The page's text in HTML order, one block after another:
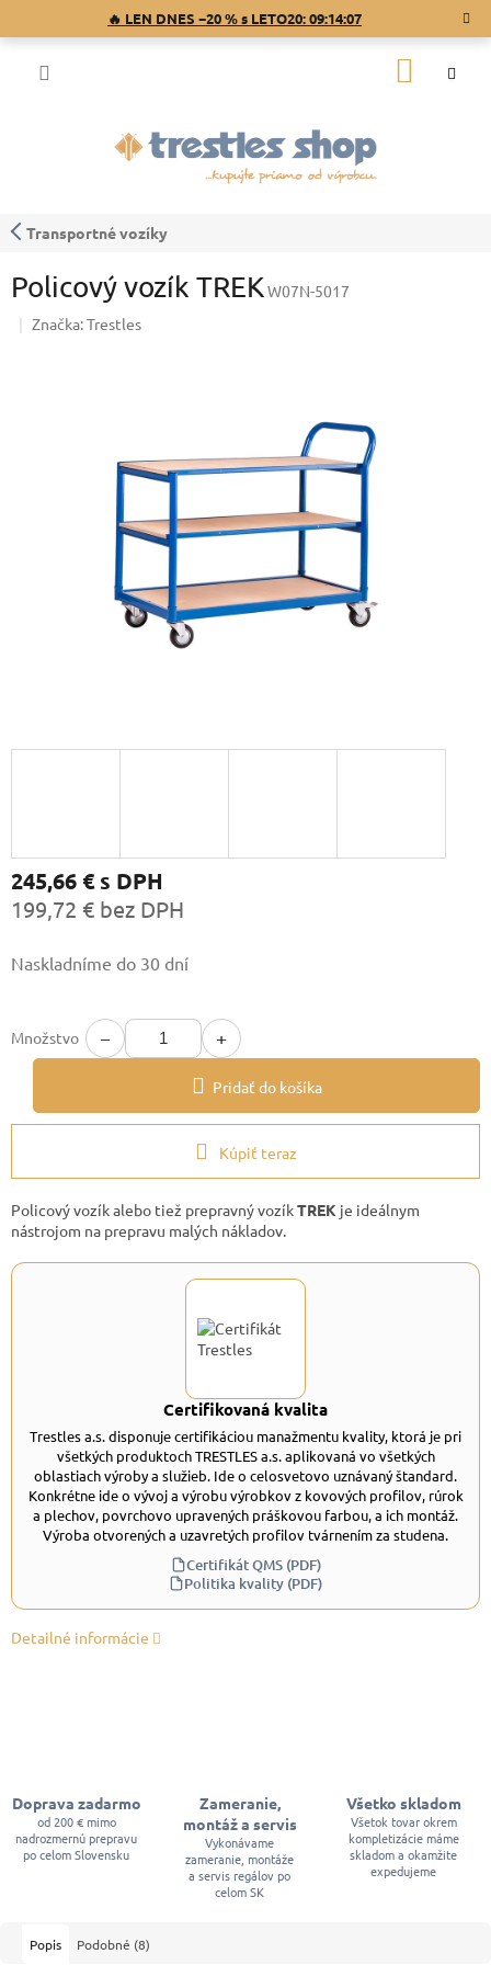
🔥 LEN DNES −20 % s LETO20:09:14:06
Transportné vozíky
Policový vozík TREKW07N-5017
Značka:Trestles
245,66 €s DPH
199,72 € bez DPH
cena:
Naskladníme do 30 dní
Množstvo − +
Pridať do košíka
Kúpiť teraz
Policový vozík alebo tiež prepravný vozíkTREK je ideálnym
nástrojom na prepravu malých nákladov.
Certifikovaná kvalita
Trestles a.s. disponuje certifikáciou manažmentu kvality, ktorá je pri
všetkých produktoch TRESTLES a.s. aplikovaná vo všetkých
oblastiach výroby a služieb. Ide o celosvetovo uznávaný štandard.
Konkrétne ide o vývoj a výrobu výrobkov z kovových profilov, rúrok
a plechov, povrchovo upravených práškovou farbou, a ich montáž.
Výroba otvorených a uzavretých profilov tvárnením za studena.
Certifikát QMS (PDF)
Politika kvality (PDF)
Detailné informácie
Doprava zadarmo
od 200 € mimo
nadrozmernú prepravu
po celom Slovensku
Zameranie,
montáž a servis
Vykonávame
zameranie, montáže
a servis regálov po
celom SK
Všetko skladom
Všetok tovar okrem
kompletizácie máme
skladom a okamžite
expedujeme
Popis Podobné (8)